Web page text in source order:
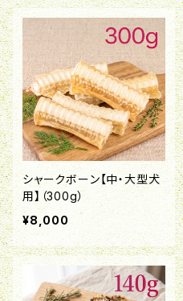
シャークボーン【中・大型犬
用】（300g）
¥8,000